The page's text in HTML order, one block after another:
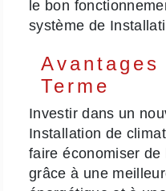
le bon
système de
Avantages
Terme
Investir dans un
Installation de
faire économiser
grâce à une